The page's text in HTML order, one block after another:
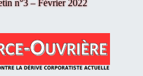
n°3 – Février 2022